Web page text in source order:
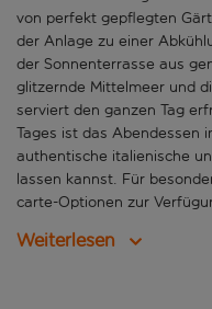
von perfekt gepflegten
der Anlage zu einer
der Sonnenterrasse aus
glitzernde Mittelmeer und
serviert den ganzen Tag
Tages ist das Abendessen
authentische italienische
lassen kannst. Für
carte-Optionen zur
Weiterlesen